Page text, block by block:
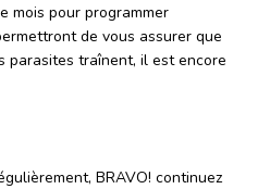
mois pour programmer
de vous assurer que
parasites traînent, il est encore
BRAVO! continuez